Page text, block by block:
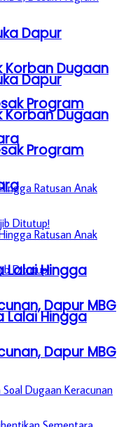
Dapur
Korban Dugaan
Program
Lalai Hingga
Dapur MBG
Dapur
Korban Dugaan
Program
Lalai Hingga
Dapur MBG